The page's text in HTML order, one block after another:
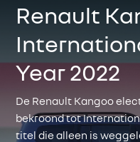
Renault
Year 2022
De Renault Kangoo
bekroond tot
titel die alleen is